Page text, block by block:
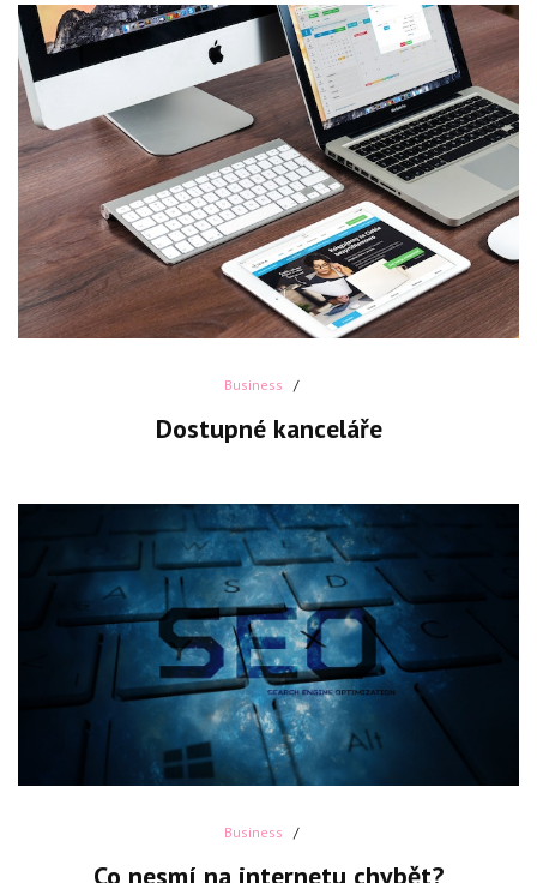
Business
Dostupné kanceláře
Business
Co nesmí na internetu chybět?